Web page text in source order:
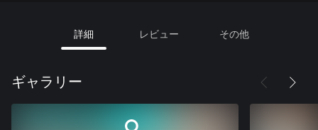
詳細 レビュー その他
ギャラリー